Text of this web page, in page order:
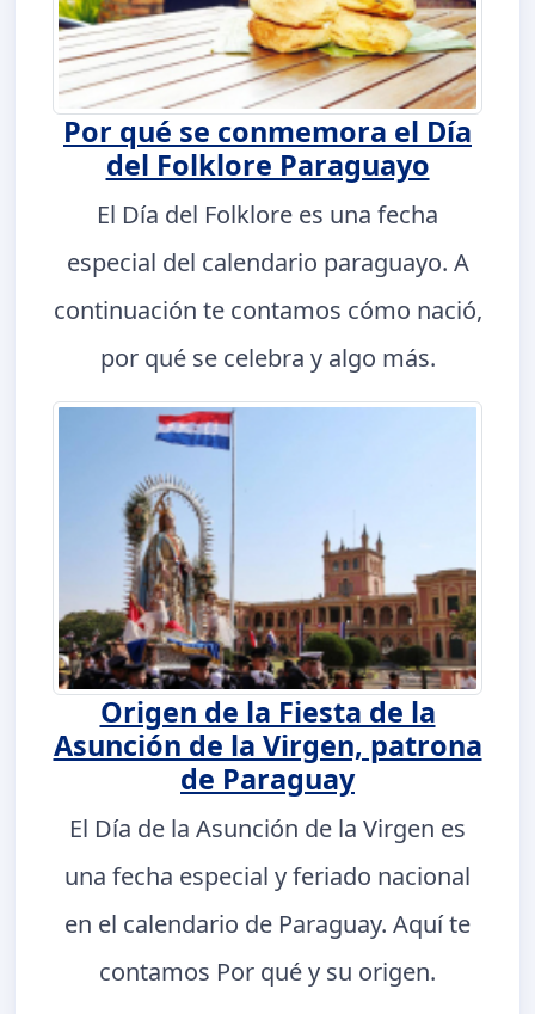
Por qué se conmemora el Día
del Folklore Paraguayo
El Día del Folklore es una fecha
especial del calendario paraguayo. A
continuación te contamos cómo nació,
por qué se celebra y algo más.
Origen de la Fiesta de la
Asunción de la Virgen, patrona
de Paraguay
El Día de la Asunción de la Virgen es
una fecha especial y feriado nacional
en el calendario de Paraguay. Aquí te
contamos Por qué y su origen.